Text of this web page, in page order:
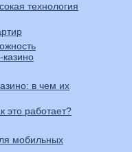
технология
в чем их
это работает?
мобильных